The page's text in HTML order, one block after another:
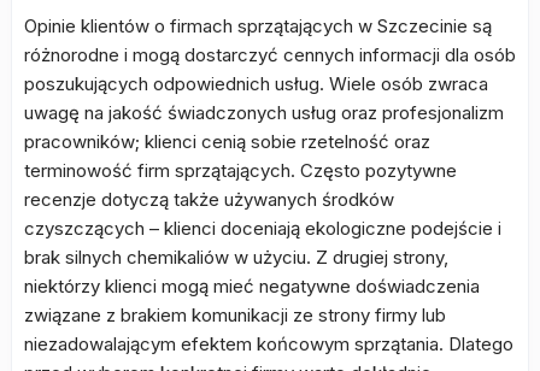
Opinie klientów o firmach sprzątających w Szczecinie są
różnorodne i mogą dostarczyć cennych informacji dla osób
poszukujących odpowiednich usług. Wiele osób zwraca
uwagę na jakość świadczonych usług oraz profesjonalizm
pracowników; klienci cenią sobie rzetelność oraz
terminowość firm sprzątających. Często pozytywne
recenzje dotyczą także używanych środków
czyszczących – klienci doceniają ekologiczne podejście i
brak silnych chemikaliów w użyciu. Z drugiej strony,
niektórzy klienci mogą mieć negatywne doświadczenia
związane z brakiem komunikacji ze strony firmy lub
niezadowalającym efektem końcowym sprzątania. Dlatego